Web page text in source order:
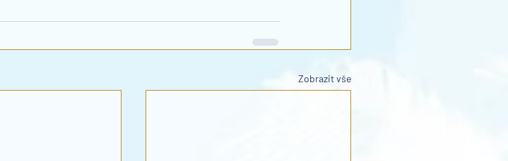
Zobrazit vše